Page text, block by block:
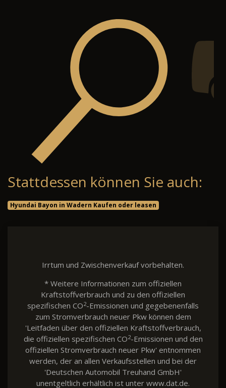
Stattdessen können Sie auch:
Hyundai Bayon in Wadern Kaufen oder leasen
Irrtum und Zwischenverkauf vorbehalten.
* Weitere Informationen zum offiziellen
Kraftstoffverbrauch und zu den offiziellen
spezifischen CO2-Emissionen und gegebenenfalls
zum Stromverbrauch neuer Pkw können dem
'Leitfaden über den offiziellen Kraftstoffverbrauch,
die offiziellen spezifischen CO2-Emissionen und den
offiziellen Stromverbrauch neuer Pkw' entnommen
werden, der an allen Verkaufsstellen und bei der
'Deutschen Automobil Treuhand GmbH'
unentgeltlich erhältlich ist unter www.dat.de.